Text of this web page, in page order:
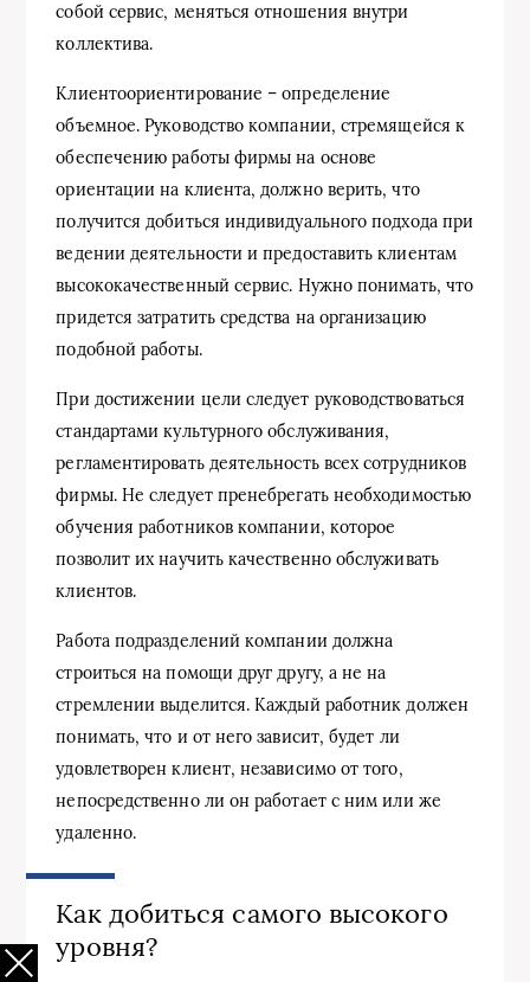
собой сервис, меняться отношения внутри
коллектива.
Клиентоориентирование – определение
объемное. Руководство компании, стремящейся к
обеспечению работы фирмы на основе
ориентации на клиента, должно верить, что
получится добиться индивидуального подхода при
ведении деятельности и предоставить клиентам
высококачественный сервис. Нужно понимать, что
придется затратить средства на организацию
подобной работы.
При достижении цели следует руководствоваться
стандартами культурного обслуживания,
регламентировать деятельность всех сотрудников
фирмы. Не следует пренебрегать необходимостью
обучения работников компании, которое
позволит их научить качественно обслуживать
клиентов.
Работа подразделений компании должна
строиться на помощи друг другу, а не на
стремлении выделится. Каждый работник должен
понимать, что и от него зависит, будет ли
удовлетворен клиент, независимо от того,
непосредственно ли он работает с ним или же
удаленно.
Как добиться самого высокого
уровня?